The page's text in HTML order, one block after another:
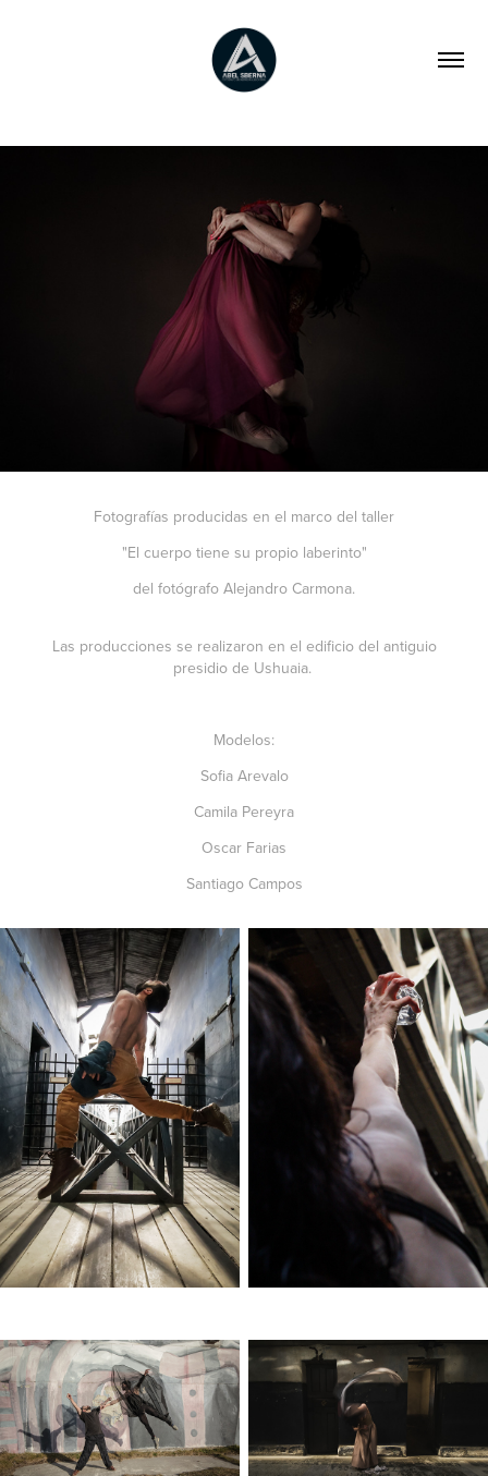
Fotografías producidas en el marco del taller
"El cuerpo tiene su propio laberinto"
del fotógrafo Alejandro Carmona.
Las producciones se realizaron en el edificio del antiguio
presidio de Ushuaia.
Modelos:
Sofia Arevalo
Camila Pereyra
Oscar Farias
Santiago Campos